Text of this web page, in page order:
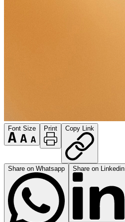
Font Size Print Copy Link
Share on Whatsapp Share on Linkedin